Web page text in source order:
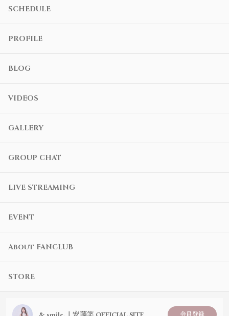
SCHEDULE
PROFILE
BLOG
VIDEOS
GALLERY
GROUP CHAT
LIVE STREAMING
EVENT
About FANCLUB
STORE